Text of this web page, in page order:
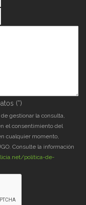
(*)
(*)
gestionar la consulta,
el consentimiento del
cualquier momento,
Consulte la información
política-de-